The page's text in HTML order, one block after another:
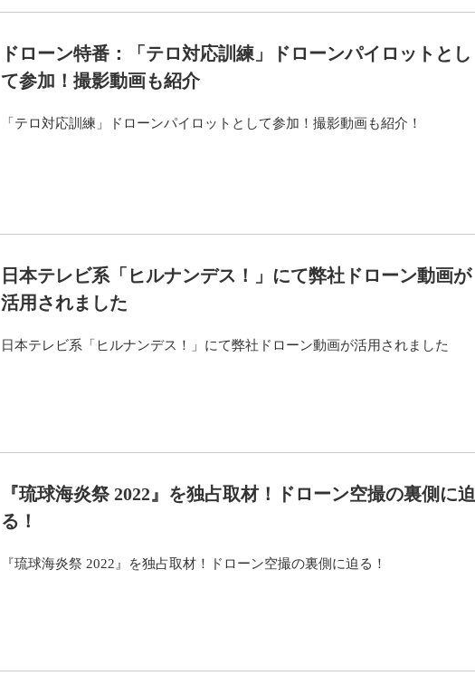
ドローン特番：「テロ対応訓練」ドローンパイロットとし
て参加！撮影動画も紹介
「テロ対応訓練」ドローンパイロットとして参加！撮影動画も紹介！
日本テレビ系「ヒルナンデス！」にて弊社ドローン動画が
活用されました
日本テレビ系「ヒルナンデス！」にて弊社ドローン動画が活用されました
『琉球海炎祭 2022』を独占取材！ドローン空撮の裏側に迫
る！
『琉球海炎祭 2022』を独占取材！ドローン空撮の裏側に迫る！